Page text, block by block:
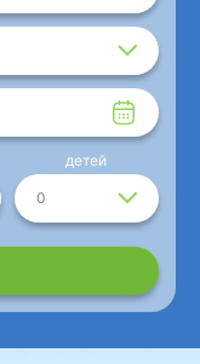
0
детей